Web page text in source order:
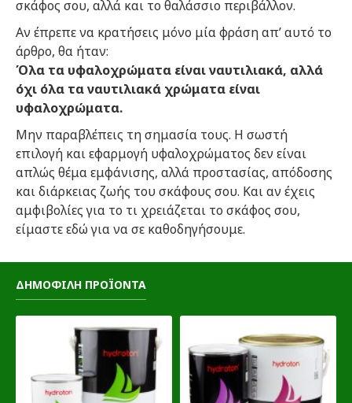
σκάφος σου, αλλά και το θαλάσσιο περιβάλλον.
Αν έπρεπε να κρατήσεις μόνο μία φράση απ’ αυτό το
άρθρο, θα ήταν:
Όλα τα υφαλοχρώματα είναι ναυτιλιακά, αλλά
όχι όλα τα ναυτιλιακά χρώματα είναι
υφαλοχρώματα.
Μην παραβλέπεις τη σημασία τους. Η σωστή
επιλογή και εφαρμογή υφαλοχρώματος δεν είναι
απλώς θέμα εμφάνισης, αλλά προστασίας, απόδοσης
και διάρκειας ζωής του σκάφους σου. Και αν έχεις
αμφιβολίες για το τι χρειάζεται το σκάφος σου,
είμαστε εδώ για να σε καθοδηγήσουμε.
ΔΗΜΟΦΙΛΗ ΠΡΟΪΟΝΤΑ